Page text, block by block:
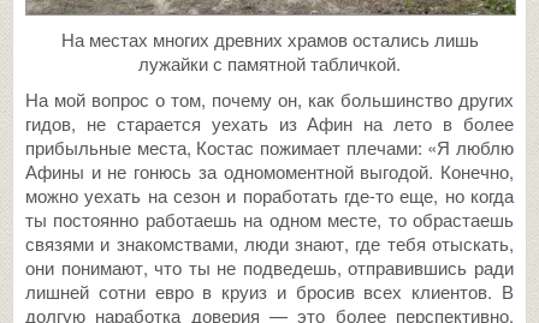
На местах многих древних храмов остались лишь
лужайки с памятной табличкой.
На мой вопрос о том, почему он, как большинство других
гидов, не старается уехать из Афин на лето в более
прибыльные места, Костас пожимает плечами: «Я люблю
Афины и не гонюсь за одномоментной выгодой. Конечно,
можно уехать на сезон и поработать где-то еще, но когда
ты постоянно работаешь на одном месте, то обрастаешь
связями и знакомствами, люди знают, где тебя отыскать,
они понимают, что ты не подведешь, отправившись ради
лишней сотни евро в круиз и бросив всех клиентов. В
долгую наработка доверия — это более перспективно,